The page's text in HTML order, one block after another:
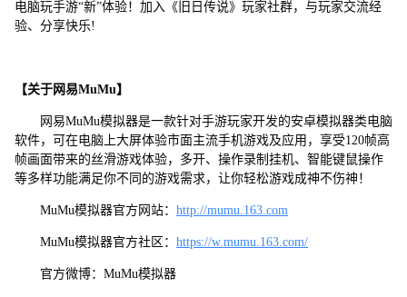
电脑玩手游“新”体验！加入《旧日传说》玩家社群，与玩家交流经
验、分享快乐!
【关于网易MuMu】
网易MuMu模拟器是一款针对手游玩家开发的安卓模拟器类电脑
软件，可在电脑上大屏体验市面主流手机游戏及应用，享受120帧高
帧画面带来的丝滑游戏体验，多开、操作录制挂机、智能键鼠操作
等多样功能满足你不同的游戏需求，让你轻松游戏成神不伤神！
MuMu模拟器官方网站： http://mumu.163.com
MuMu模拟器官方社区： https://w.mumu.163.com/
官方微博：MuMu模拟器